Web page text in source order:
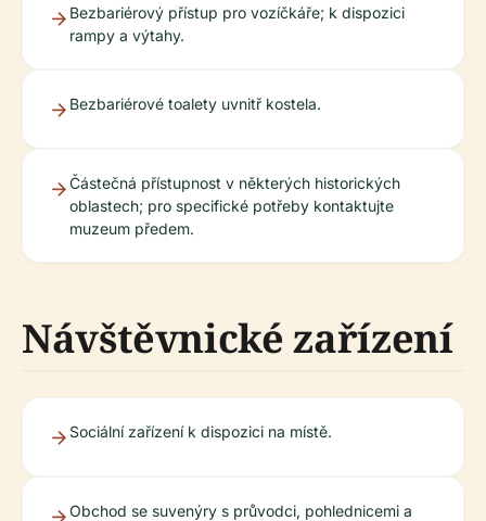
Bezbariérový přístup pro vozíčkáře; k dispozici
rampy a výtahy.
Bezbariérové toalety uvnitř kostela.
Částečná přístupnost v některých historických
oblastech; pro specifické potřeby kontaktujte
muzeum předem.
Návštěvnické zařízení
Sociální zařízení k dispozici na místě.
Obchod se suvenýry s průvodci, pohlednicemi a